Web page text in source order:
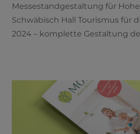
Messestandgestaltung für
Schwäbisch Hall Tourismus für
2024 – komplette Gestaltung